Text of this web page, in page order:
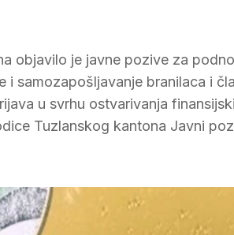
objavilo je javne pozive za
samozapošljavanje branilaca i
u svrhu ostvarivanja
Tuzlanskog kantona Javni